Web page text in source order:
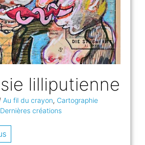
lilliputienne
Au fil du crayon, Cartographie
Dernières créations